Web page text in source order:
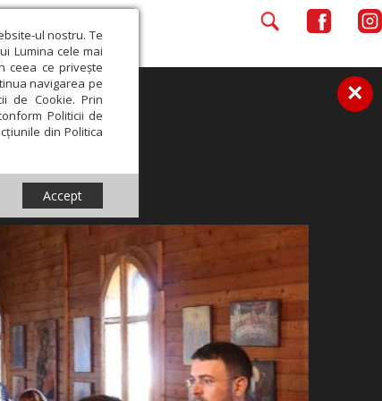
ul nostru. Te
Lumina cele mai
ceea ce privește
navigarea pe
de Cookie. Prin
Politicii de
din Politica
Accept
×